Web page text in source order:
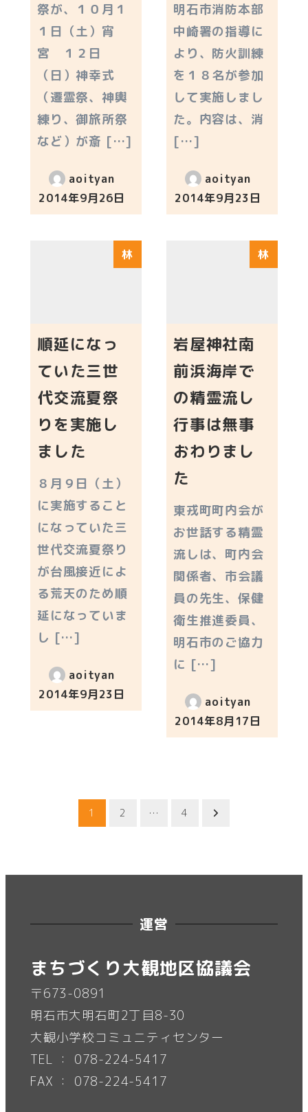
祭が、１０月１
１日（土）宵
宮 １２日
（日）神幸式
（遷霊祭、神輿
練り、御旅所祭
など）が斎 […]
aoityan
投稿日
2014年9月26日
明石市消防本部
中崎署の指導に
より、防火訓練
を１８名が参加
して実施しまし
た。内容は、消
[…]
aoityan
投稿日
2014年9月23日
林
順延になっ
ていた三世
代交流夏祭
りを実施し
ました
８月９日（土）
に実施すること
になっていた三
世代交流夏祭り
が台風接近によ
る荒天のため順
延になっていま
し […]
aoityan
投稿日
2014年9月23日
林
岩屋神社南
前浜海岸で
の精霊流し
行事は無事
おわりまし
た
東戎町町内会が
お世話する精霊
流しは、町内会
関係者、市会議
員の先生、保健
衛生推進委員、
明石市のご協力
に […]
aoityan
投稿日
2014年8月17日
ペ
ー
ジ
送
り
1 2 … 4
運営
まちづくり大観地区協議会
〒673-0891
明石市大明石町2丁目8-30
大観小学校コミュニティセンター
TEL ： 078-224-5417
FAX ： 078-224-5417